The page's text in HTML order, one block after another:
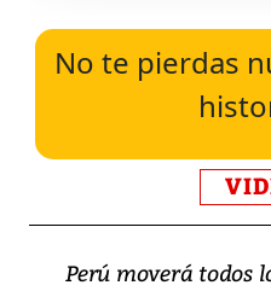
No te pierdas
Perú moverá todos